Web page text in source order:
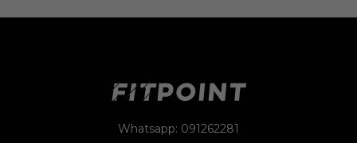
Whatsapp: 091262281